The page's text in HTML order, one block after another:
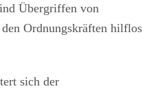
Übergriffen von
Ordnungskräften hilflos
sich der